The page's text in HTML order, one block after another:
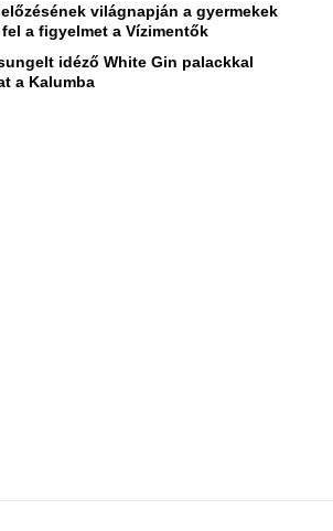
világnapján a gyermekek
a figyelmet a Vízimentők
idéző White Gin palackkal
a Kalumba